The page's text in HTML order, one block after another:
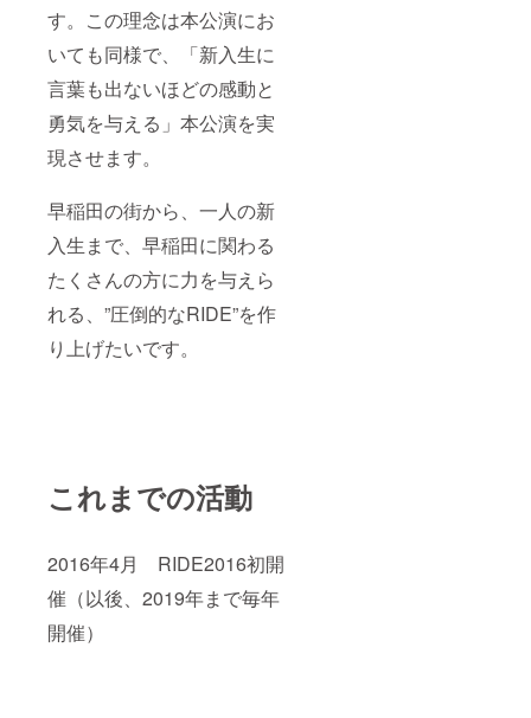
す。この理念は本公演にお
いても同様で、「新入生に
言葉も出ないほどの感動と
勇気を与える」本公演を実
現させます。
早稲田の街から、一人の新
入生まで、早稲田に関わる
たくさんの方に力を与えら
れる、”圧倒的なRIDE”を作
り上げたいです。
これまでの活動
2016年4月 RIDE2016初開
催（以後、2019年まで毎年
開催）